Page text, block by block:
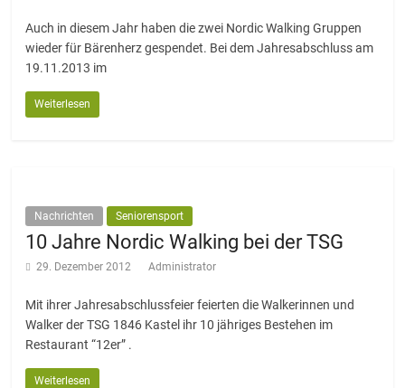
Auch in diesem Jahr haben die zwei Nordic Walking Gruppen
wieder für Bärenherz gespendet. Bei dem Jahresabschluss am
19.11.2013 im
Weiterlesen
Nachrichten Seniorensport
10 Jahre Nordic Walking bei der TSG
29. Dezember 2012 Administrator
Mit ihrer Jahresabschlussfeier feierten die Walkerinnen und
Walker der TSG 1846 Kastel ihr 10 jähriges Bestehen im
Restaurant “12er” .
Weiterlesen